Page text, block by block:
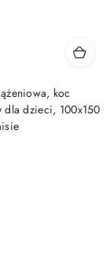
koc
dla dzieci, 100x150